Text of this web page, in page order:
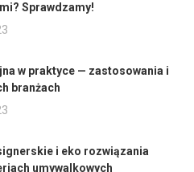
Sprawdzamy!
w praktyce — zastosowania i
branżach
i eko rozwiązania
umywalkowych